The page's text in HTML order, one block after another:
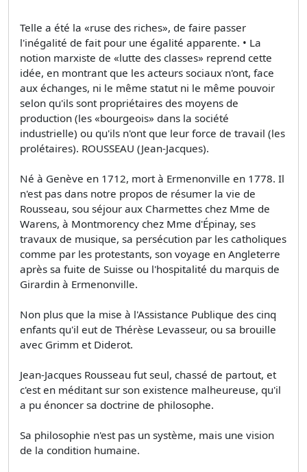
Telle a été la «ruse des riches», de faire passer
l'inégalité de fait pour une égalité apparente. • La
notion marxiste de «lutte des classes» reprend cette
idée, en montrant que les acteurs sociaux n'ont, face
aux échanges, ni le même statut ni le même pouvoir
selon qu'ils sont propriétaires des moyens de
production (les «bourgeois» dans la société
industrielle) ou qu'ils n'ont que leur force de travail (les
prolétaires). ROUSSEAU (Jean-Jacques).
Né à Genève en 1712, mort à Ermenonville en 1778. Il
n'est pas dans notre propos de résumer la vie de
Rousseau, sou séjour aux Charmettes chez Mme de
Warens, à Montmorency chez Mme d'Épinay, ses
travaux de musique, sa persécution par les catholiques
comme par les protestants, son voyage en Angleterre
après sa fuite de Suisse ou l'hospitalité du marquis de
Girardin à Ermenonville.
Non plus que la mise à l'Assistance Publique des cinq
enfants qu'il eut de Thérèse Levasseur, ou sa brouille
avec Grimm et Diderot.
Jean-Jacques Rousseau fut seul, chassé de partout, et
c'est en méditant sur son existence malheureuse, qu'il
a pu énoncer sa doctrine de philosophe.
Sa philosophie n'est pas un système, mais une vision
de la condition humaine.